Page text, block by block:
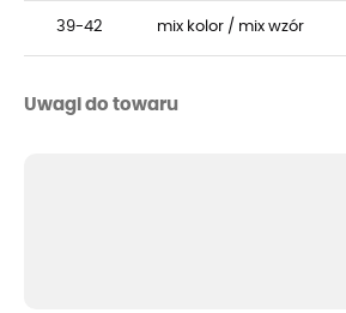
39-42 mix kolor / mix wzór
Uwagi do towaru